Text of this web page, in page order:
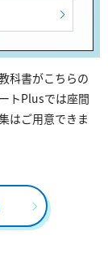
科書がこちらの
トPlusでは座間
はご用意できま